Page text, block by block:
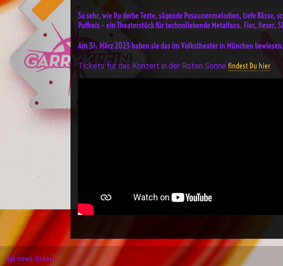
So sehr, wie Du derbe Texte, sägende Posaunenmelodien, tiefe
Puffreis – ein Theaterstück für technoliebende Metalfans. Fies, fieser,
Am 31. März 2023 haben sie das im Volkstheater in München bewiesen.
Tickets für das Konzert in der Roten Sonne findest Du hier.
[pj-news-ticker]